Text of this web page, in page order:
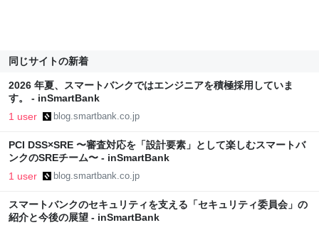
同じサイトの新着
2026 年夏、スマートバンクではエンジニアを積極採用していま
す。 - inSmartBank
1 user blog.smartbank.co.jp
PCI DSS×SRE 〜審査対応を「設計要素」として楽しむスマートバ
ンクのSREチーム〜 - inSmartBank
1 user blog.smartbank.co.jp
スマートバンクのセキュリティを支える「セキュリティ委員会」の
紹介と今後の展望 - inSmartBank